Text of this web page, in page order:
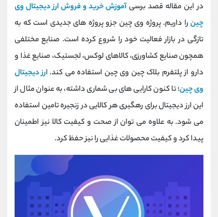
در این مقاله قصد برسیآموزش خرید و فروش ارز دیجیتال وی
چین را داریم. پروژه وی چین جزو پروژه های جدیدی است که به
تازگی در بازار فعالیت خود را شروع کرده است. صنایع مختلفی
همچون صنایع کشاورزی، کالاهای لوکس، لجستیک، صنایع غذا و
دارو از پلتفرم بلاک چین وی چین استفاده می کند. ارز دیجیتال
وی چین؛ تا کنون کارایی های بی شماری داشته، به عنوان مثال از
این ارز دیجیتال برای رهگیری هر کالایی در زنجیره تامین استفاده
می شود. به علاوه می توان از صحت و کیفیت کالا نیز اطمینان
پیدا کرد و کیفیت محصولات غذایی را نیز حفظ کرد.
کانال بله @alirezamehrabi_official